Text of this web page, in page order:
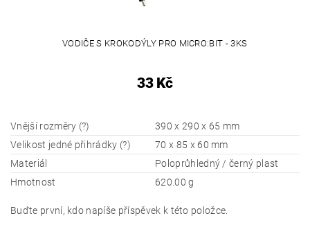
VODIČE S KROKODÝLY PRO MICRO:BIT - 3KS
33 Kč
Vnější rozměry (?)
390 x 290 x 65 mm
Velikost jedné přihrádky (?)
70 x 85 x 60 mm
Materiál
Poloprůhledný / černý plast
Hmotnost
620.00 g
Buďte první, kdo napíše příspěvek k této položce.